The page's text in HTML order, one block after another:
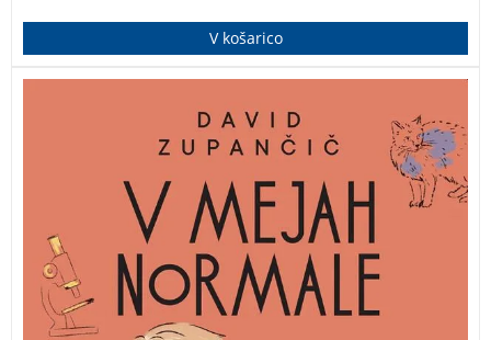
V košarico
Nova knjiga avtorja uspešnic Življenje v sivi coni in
Znanost mirnega življenja! Duhovita, včasih pa tudi
ganljiva in pretresljiva zgodba prinaša anekdote,
razmisleke in utrinke iz ambulant in bolniških sob, v
katerih se odvija življenje, kot bi ga gledali po televiziji.
Vmes pa se nam avtor kot še nikoli doslej razkriva tudi
sam.
V mejah normale DAVID ZUPANČIČ